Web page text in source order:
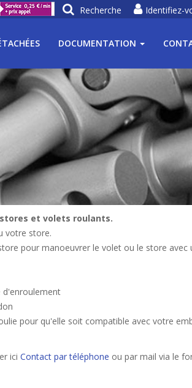
Identifiez-
Recherche
DOCUMENTATION
et volets roulants.
votre store.
pour manoeuvrer le volet ou le store avec
d'enroulement
pour qu'elle soit compatible avec votre
ici Contact par téléphone ou par mail via le